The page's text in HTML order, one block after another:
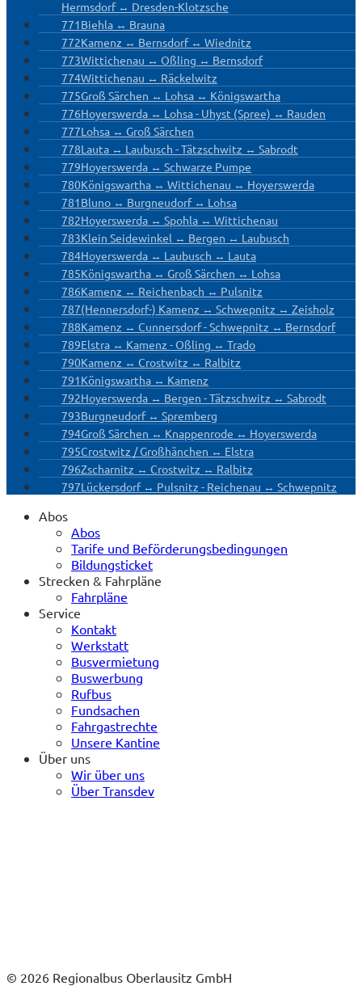
Hermsdorf ↔ Dresden-Klotzsche
771Biehla ↔ Brauna
772Kamenz ↔ Bernsdorf ↔ Wiednitz
773Wittichenau ↔ Oßling ↔ Bernsdorf
774Wittichenau ↔ Räckelwitz
775Groß Särchen ↔ Lohsa ↔ Königswartha
776Hoyerswerda ↔ Lohsa - Uhyst (Spree) ↔ Rauden
777Lohsa ↔ Groß Särchen
778Lauta ↔ Laubusch - Tätzschwitz ↔ Sabrodt
779Hoyerswerda ↔ Schwarze Pumpe
780Königswartha ↔ Wittichenau ↔ Hoyerswerda
781Bluno ↔ Burgneudorf ↔ Lohsa
782Hoyerswerda ↔ Spohla ↔ Wittichenau
783Klein Seidewinkel ↔ Bergen ↔ Laubusch
784Hoyerswerda ↔ Laubusch ↔ Lauta
785Königswartha ↔ Groß Särchen ↔ Lohsa
786Kamenz ↔ Reichenbach ↔ Pulsnitz
787(Hennersdorf-) Kamenz ↔ Schwepnitz ↔ Zeisholz
788Kamenz ↔ Cunnersdorf - Schwepnitz ↔ Bernsdorf
789Elstra ↔ Kamenz - Oßling ↔ Trado
790Kamenz ↔ Crostwitz ↔ Ralbitz
791Königswartha ↔ Kamenz
792Hoyerswerda ↔ Bergen - Tätzschwitz ↔ Sabrodt
793Burgneudorf ↔ Spremberg
794Groß Särchen ↔ Knappenrode ↔ Hoyerswerda
795Crostwitz / Großhänchen ↔ Elstra
796Zscharnitz ↔ Crostwitz ↔ Ralbitz
797Lückersdorf ↔ Pulsnitz - Reichenau ↔ Schwepnitz
Abos
Abos
Tarife und Beförderungsbedingungen
Bildungsticket
Strecken & Fahrpläne
Fahrpläne
Service
Kontakt
Werkstatt
Busvermietung
Buswerbung
Rufbus
Fundsachen
Fahrgastrechte
Unsere Kantine
Über uns
Wir über uns
Über Transdev
© 2026 Regionalbus Oberlausitz GmbH